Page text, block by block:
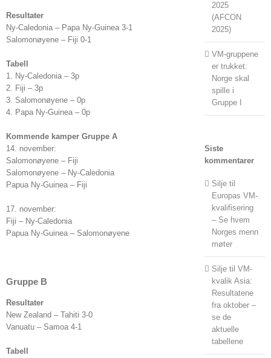
Resultater
Ny-Caledonia – Papa Ny-Guinea 3-1
Salomonøyene – Fiji 0-1
Tabell
1. Ny-Caledonia – 3p
2. Fiji – 3p
3. Salomonøyene – 0p
4. Papa Ny-Guinea – 0p
Kommende kamper Gruppe A
14. november:
Salomonøyene – Fiji
Salomonøyene – Ny-Caledonia
Papua Ny-Guinea– Fiji
17. november:
Fiji – Ny-Caledonia
Papua Ny-Guinea – Salomonøyene
Gruppe B
Resultater
New Zealand – Tahiti 3-0
Vanuatu – Samoa 4-1
Tabell
2025
(AFCON
2025)
VM-gruppene
er trukket:
Norge skal
spille i
Gruppe I
Siste
kommentarer
Siljetil
Europas VM-
kvalifisering
– Se hvem
Norges menn
møter
Siljetil VM-
kvalik Asia:
Resultatene
fra oktober –
se de
aktuelle
tabellene